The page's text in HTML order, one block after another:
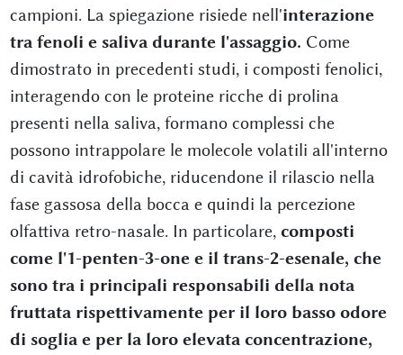
campioni. La spiegazione risiede nell'interazione
tra fenoli e saliva durante l'assaggio. Come
dimostrato in precedenti studi, i composti fenolici,
interagendo con le proteine ricche di prolina
presenti nella saliva, formano complessi che
possono intrappolare le molecole volatili all'interno
di cavità idrofobiche, riducendone il rilascio nella
fase gassosa della bocca e quindi la percezione
olfattiva retro-nasale. In particolare, composti
come l'1-penten-3-one e il trans-2-esenale, che
sono tra i principali responsabili della nota
fruttata rispettivamente per il loro basso odore
di soglia e per la loro elevata concentrazione,